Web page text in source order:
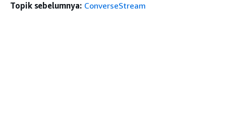
Topik sebelumnya: ConverseStream